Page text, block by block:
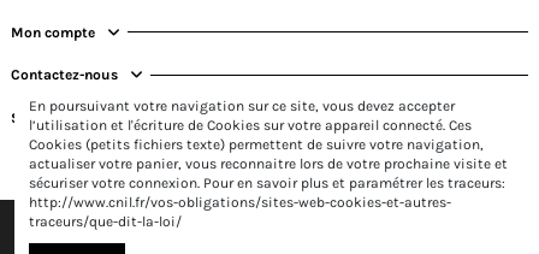
Mon compte
Contactez-nous
Suivez-nous
En poursuivant votre navigation sur ce site, vous devez accepter
l’utilisation et l'écriture de Cookies sur votre appareil connecté. Ces
Cookies (petits fichiers texte) permettent de suivre votre navigation,
actualiser votre panier, vous reconnaitre lors de votre prochaine visite et
sécuriser votre connexion. Pour en savoir plus et paramétrer les traceurs:
http://www.cnil.fr/vos-obligations/sites-web-cookies-et-autres-
traceurs/que-dit-la-loi/